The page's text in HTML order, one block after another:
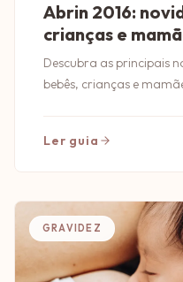
Abrin 2016:
crianças e
Descubra as principais
bebês, crianças e
Ler guia
GRAVIDEZ